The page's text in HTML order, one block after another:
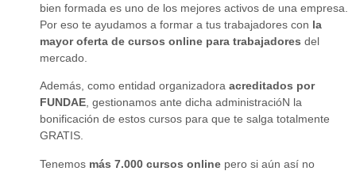
bien formada es uno de los mejores activos de una empresa.
Por eso te ayudamos a formar a tus trabajadores con la
mayor oferta de cursos online para trabajadores del
mercado.
Además, como entidad organizadora acreditados por
FUNDAE , gestionamos ante dicha administracióN la
bonificación de estos cursos para que te salga totalmente
GRATIS
Tenemos más 7.000 cursos online pero si aún así no